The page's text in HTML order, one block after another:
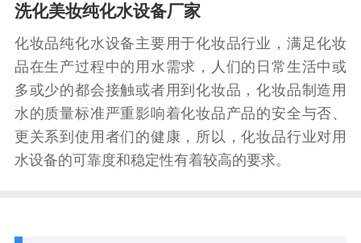
洗化美妆纯化水设备厂家
化妆品纯化水设备主要用于化妆品行业，满足化妆
品在生产过程中的用水需求，人们的日常生活中或
多或少的都会接触或者用到化妆品，化妆品制造用
水的质量标准严重影响着化妆品产品的安全与否、
更关系到使用者们的健康，所以，化妆品行业对用
水设备的可靠度和稳定性有着较高的要求。